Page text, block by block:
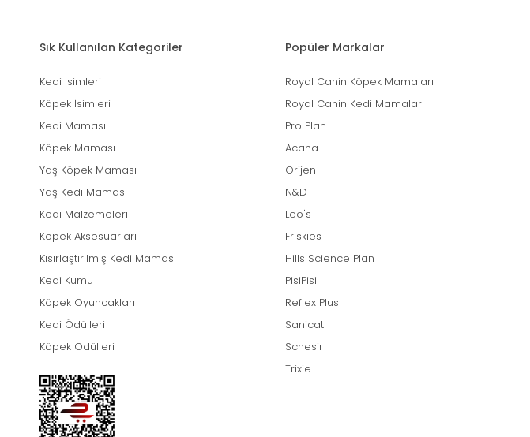
Sık Kullanılan Kategoriler
Kedi İsimleri
Köpek İsimleri
Kedi Maması
Köpek Maması
Yaş Köpek Maması
Yaş Kedi Maması
Kedi Malzemeleri
Köpek Aksesuarları
Kısırlaştırılmış Kedi Maması
Kedi Kumu
Köpek Oyuncakları
Kedi Ödülleri
Köpek Ödülleri
Popüler Markalar
Royal Canin Köpek Mamaları
Royal Canin Kedi Mamaları
Pro Plan
Acana
Orijen
N&D
Leo's
Friskies
Hills Science Plan
PisiPisi
Reflex Plus
Sanicat
Schesir
Trixie